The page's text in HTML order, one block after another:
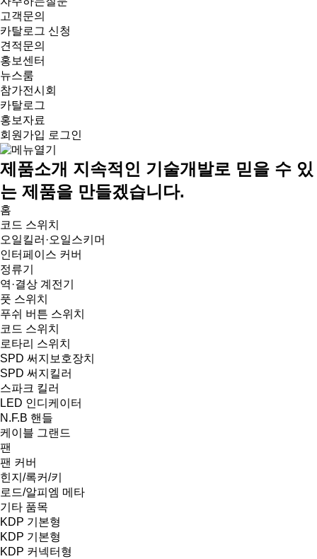
고객문의
카탈로그 신청
견적문의
홍보센터
뉴스룸
참가전시회
카탈로그
홍보자료
회원가입 로그인
제품소개 지속적인 기술개발로 믿을 수 있
는 제품을 만들겠습니다.
홈
코드 스위치
오일킬러·오일스키머
인터페이스 커버
정류기
역·결상 계전기
풋 스위치
푸쉬 버튼 스위치
코드 스위치
로타리 스위치
SPD 써지보호장치
SPD 써지킬러
스파크 킬러
LED 인디케이터
N.F.B 핸들
케이블 그랜드
팬
팬 커버
힌지/록커/키
로드/알피엠 메타
기타 품목
KDP 기본형
KDP 기본형
KDP 커넥터형